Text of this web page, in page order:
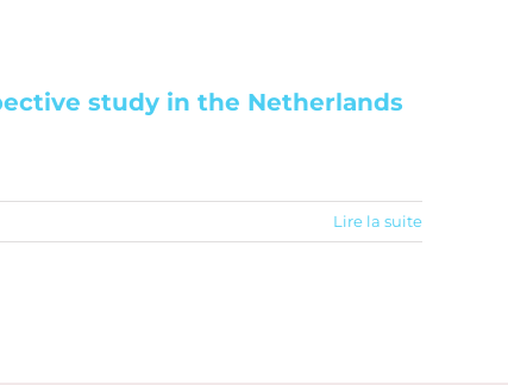
study in the Netherlands
Lire la suite